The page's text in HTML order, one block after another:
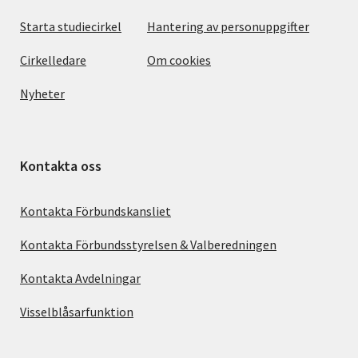
Starta studiecirkel
Cirkelledare
Nyheter
Hantering av personuppgifter
Om cookies
Kontakta oss
Kontakta Förbundskansliet
Kontakta Förbundsstyrelsen & Valberedningen
Kontakta Avdelningar
Visselblåsarfunktion